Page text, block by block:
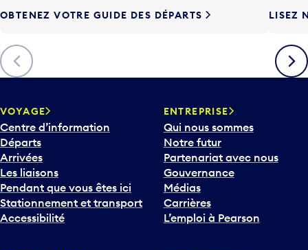
F
è
c
h
v
e
r
s
l
e
b
a
Précédent
OBTENEZ VOTRE GUIDE DES DÉPARTS LISEZ
VOYAGE
Centre d’information
Départs
Arrivées
Les liaisons
Pendant que vous êtes ici
Stationnement et transport
Accessibilité
ENTREPRISE
Qui nous sommes
Notre futur
Partenariat avec nous
Gouvernance
Médias
Carrières
L’emploi à Pearson